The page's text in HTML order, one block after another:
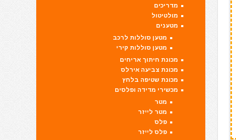
מדריכים
מולטיטול
מטענים
מטען סוללות לרכב
מטען סוללות קירי
מכונת חיתוך אריחים
מכונת צביעה אירלס
מכונת שטיפה בלחץ
מכשירי מדידה ופלסים
מטר
מטר לייזר
פלס
פלס לייזר